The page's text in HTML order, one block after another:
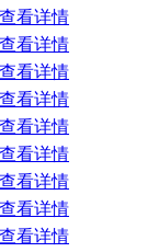
查看详情
查看详情
查看详情
查看详情
查看详情
查看详情
查看详情
查看详情
查看详情